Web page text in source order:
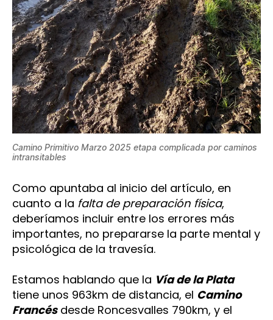
Camino Primitivo Marzo 2025 etapa complicada por caminos
intransitables
Como apuntaba al inicio del artículo, en
cuanto a la falta de preparación física,
deberíamos incluir entre los errores más
importantes, no prepararse la parte mental y
psicológica de la travesía.
Estamos hablando que la Vía de la Plata
tiene unos 963km de distancia, el Camino
Francésdesde Roncesvalles 790km, y el